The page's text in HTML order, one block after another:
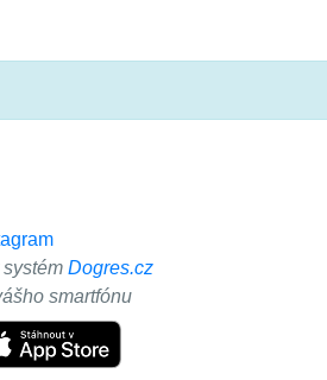
Dogres.cz
smartfónu